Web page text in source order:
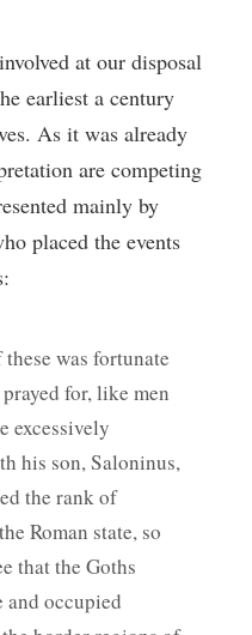
at our disposal
earliest a century
As it was already
are competing
mainly by
placed the events
was fortunate
for, like men
excessively
his son, Saloninus,
the rank of
Roman state, so
that the Goths
and occupied